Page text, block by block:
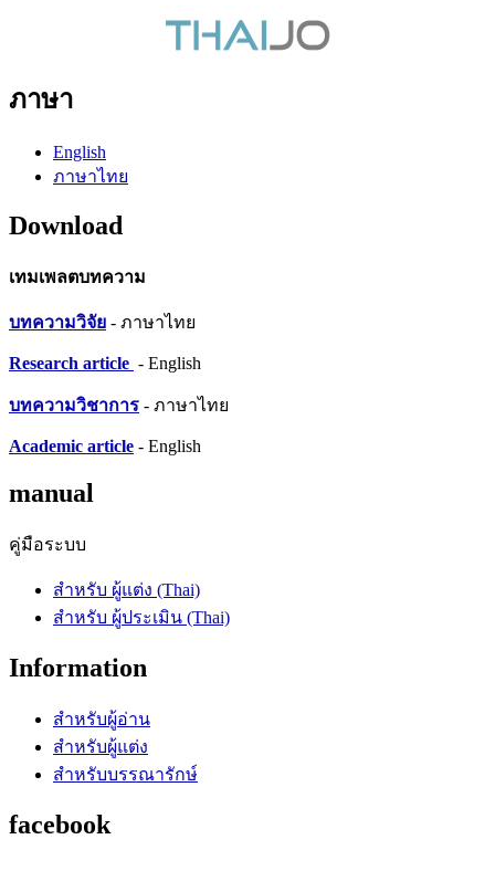
ภาษา
English
ภาษาไทย
Download
เทมเพลตบทความ
บทความวิจัย - ภาษาไทย
Research article - English
บทความวิชาการ - ภาษาไทย
Academic article - English
manual
คู่มือระบบ
สำหรับ ผู้แต่ง (Thai)
สำหรับ ผู้ประเมิน (Thai)
Information
สำหรับผู้อ่าน
สำหรับผู้แต่ง
สำหรับบรรณารักษ์
facebook